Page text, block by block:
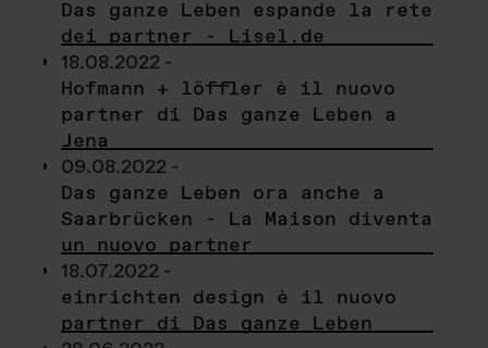
Das ganze Leben espande la rete
dei partner - Lisel.de
18.08.2022 -
Hofmann + löffler è il nuovo
partner di Das ganze Leben a
Jena
09.08.2022 -
Das ganze Leben ora anche a
Saarbrücken - La Maison diventa
un nuovo partner
18.07.2022 -
einrichten design è il nuovo
partner di Das ganze Leben